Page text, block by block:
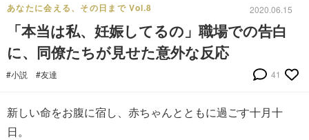
あなたに会える、その日まで Vol.8 2020.06.15
「本当は私、妊娠してるの」職場での告白
に、同僚たちが見せた意外な反応
#小説 #友達 41
新しい命をお腹に宿し、赤ちゃんとともに過ごす十月十
日。